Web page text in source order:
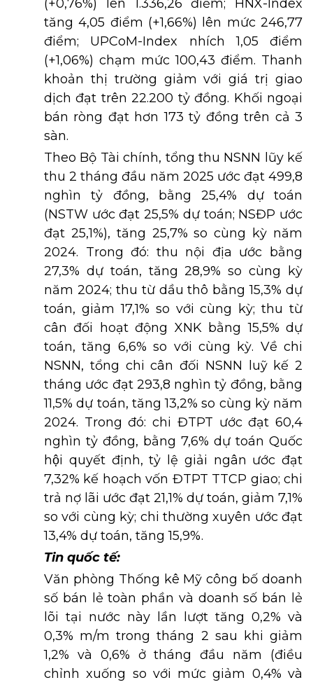
(+0,76%) lên 1.336,26 điểm; HNX-Index
tăng 4,05 điểm (+1,66%) lên mức 246,77
điểm; UPCoM-Index nhích 1,05 điểm
(+1,06%) chạm mức 100,43 điểm. Thanh
khoản thị trường giảm với giá trị giao
dịch đạt trên 22.200 tỷ đồng. Khối ngoại
bán ròng đạt hơn 173 tỷ đồng trên cả 3
sàn.
Theo Bộ Tài chính, tổng thu NSNN lũy kế
thu 2 tháng đầu năm 2025 ước đạt 499,8
nghìn tỷ đồng, bằng 25,4% dự toán
(NSTW ước đạt 25,5% dự toán; NSĐP ước
đạt 25,1%), tăng 25,7% so cùng kỳ năm
2024. Trong đó: thu nội địa ước bằng
27,3% dự toán, tăng 28,9% so cùng kỳ
năm 2024; thu từ dầu thô bằng 15,3% dự
toán, giảm 17,1% so với cùng kỳ; thu từ
cân đối hoạt động XNK bằng 15,5% dự
toán, tăng 6,6% so với cùng kỳ. Về chi
NSNN, tổng chi cân đối NSNN luỹ kế 2
tháng ước đạt 293,8 nghìn tỷ đồng, bằng
11,5% dự toán, tăng 13,2% so cùng kỳ năm
2024. Trong đó: chi ĐTPT ước đạt 60,4
nghìn tỷ đồng, bằng 7,6% dự toán Quốc
hội quyết định, tỷ lệ giải ngân ước đạt
7,32% kế hoạch vốn ĐTPT TTCP giao; chi
trả nợ lãi ước đạt 21,1% dự toán, giảm 7,1%
so với cùng kỳ; chi thường xuyên ước đạt
13,4% dự toán, tăng 15,9%.
Tin quốc tế:
Văn phòng Thống kê Mỹ công bố doanh
số bán lẻ toàn phần và doanh số bán lẻ
lõi tại nước này lần lượt tăng 0,2% và
0,3% m/m trong tháng 2 sau khi giảm
1,2% và 0,6% ở tháng đầu năm (điều
chỉnh xuống so với mức giảm 0,4% và